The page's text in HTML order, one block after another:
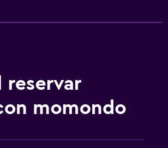
reservar
momondo